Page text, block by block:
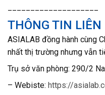
THÔNG TIN LIÊN
ASIALAB đồng hành cùng
nhất thị trường nhưng vẫn
Trụ sở văn phòng: 290/2
– Webiste: https://